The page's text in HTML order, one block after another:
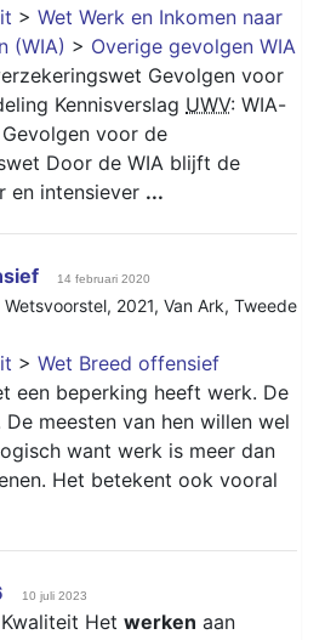
> Wet Werk en Inkomen naar
(WIA) > Overige gevolgen WIA
Gevolgen voor
Kennisverslag UWV: WIA-
Gevolgen voor de
Door de WIA blijft de
en intensiever ...
14 februari 2020
Wetsvoorstel, 2021, Van Ark, Tweede
> Wet Breed offensief
een beperking heeft werk. De
meesten van hen willen wel
want werk is meer dan
Het betekent ook vooral
10 juli 2023
Het werken aan